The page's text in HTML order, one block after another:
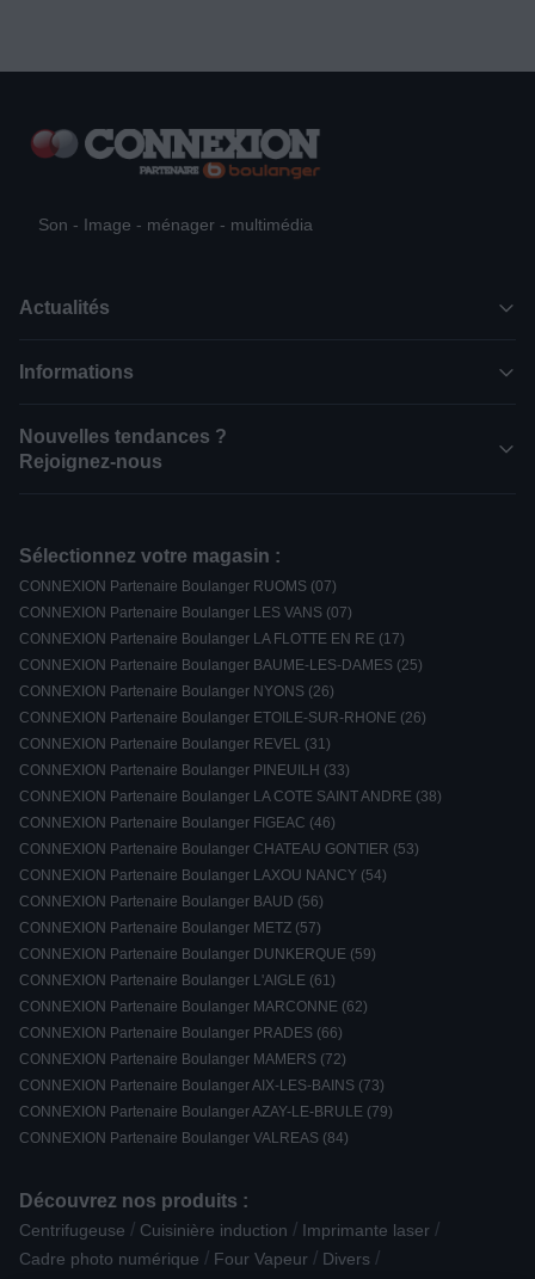
Son - Image - ménager - multimédia
Actualités
Informations
Nouvelles tendances ?
Rejoignez-nous
Sélectionnez votre magasin :
CONNEXION Partenaire Boulanger RUOMS (07)
CONNEXION Partenaire Boulanger LES VANS (07)
CONNEXION Partenaire Boulanger LA FLOTTE EN RE (17)
CONNEXION Partenaire Boulanger BAUME-LES-DAMES (25)
CONNEXION Partenaire Boulanger NYONS (26)
CONNEXION Partenaire Boulanger ETOILE-SUR-RHONE (26)
CONNEXION Partenaire Boulanger REVEL (31)
CONNEXION Partenaire Boulanger PINEUILH (33)
CONNEXION Partenaire Boulanger LA COTE SAINT ANDRE (38)
CONNEXION Partenaire Boulanger FIGEAC (46)
CONNEXION Partenaire Boulanger CHATEAU GONTIER (53)
CONNEXION Partenaire Boulanger LAXOU NANCY (54)
CONNEXION Partenaire Boulanger BAUD (56)
CONNEXION Partenaire Boulanger METZ (57)
CONNEXION Partenaire Boulanger DUNKERQUE (59)
CONNEXION Partenaire Boulanger L'AIGLE (61)
CONNEXION Partenaire Boulanger MARCONNE (62)
CONNEXION Partenaire Boulanger PRADES (66)
CONNEXION Partenaire Boulanger MAMERS (72)
CONNEXION Partenaire Boulanger AIX-LES-BAINS (73)
CONNEXION Partenaire Boulanger AZAY-LE-BRULE (79)
CONNEXION Partenaire Boulanger VALREAS (84)
Découvrez nos produits :
Centrifugeuse / Cuisinière induction / Imprimante laser /
Cadre photo numérique / Four Vapeur / Divers /